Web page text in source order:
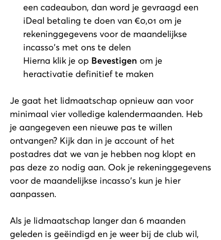
een cadeaubon, dan word je gevraagd een
iDeal betaling te doen van €0,01 om je
rekeninggegevens voor de maandelijkse
incasso's met ons te delen
Hierna klik je op Bevestigen om je
heractivatie definitief te maken
Je gaat het lidmaatschap opnieuw aan voor
minimaal vier volledige kalendermaanden. Heb
je aangegeven een nieuwe pas te willen
ontvangen? Kijk dan in je account of het
postadres dat we van je hebben nog klopt en
pas deze zo nodig aan. Ook je rekeninggegevens
voor de maandelijkse incasso's kun je hier
aanpassen.
Als je lidmaatschap langer dan 6 maanden
geleden is geëindigd en je weer bij de club wil,